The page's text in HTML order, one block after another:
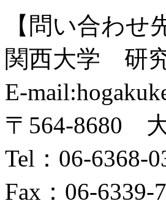
【問い合わせ
関西大学 研
E-
〒564-8680
Tel：06-6368-
Fax：06-6339-